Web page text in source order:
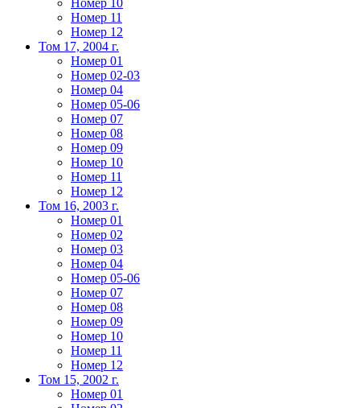
Номер 10
Номер 11
Номер 12
Том 17, 2004 г.
Номер 01
Номер 02-03
Номер 04
Номер 05-06
Номер 07
Номер 08
Номер 09
Номер 10
Номер 11
Номер 12
Том 16, 2003 г.
Номер 01
Номер 02
Номер 03
Номер 04
Номер 05-06
Номер 07
Номер 08
Номер 09
Номер 10
Номер 11
Номер 12
Том 15, 2002 г.
Номер 01